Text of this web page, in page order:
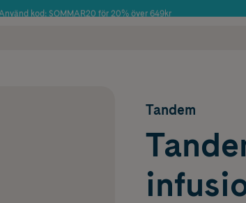
Använd kod: SOMMAR20 för 20% över 649kr
Tandem